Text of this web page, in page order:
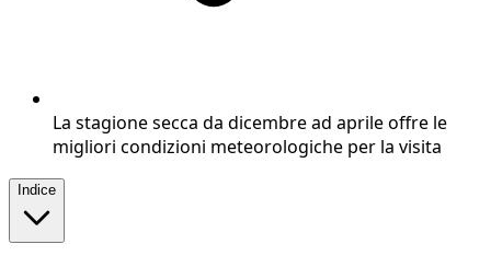
La stagione secca da dicembre ad aprile offre le
migliori condizioni meteorologiche per la visita
Indice